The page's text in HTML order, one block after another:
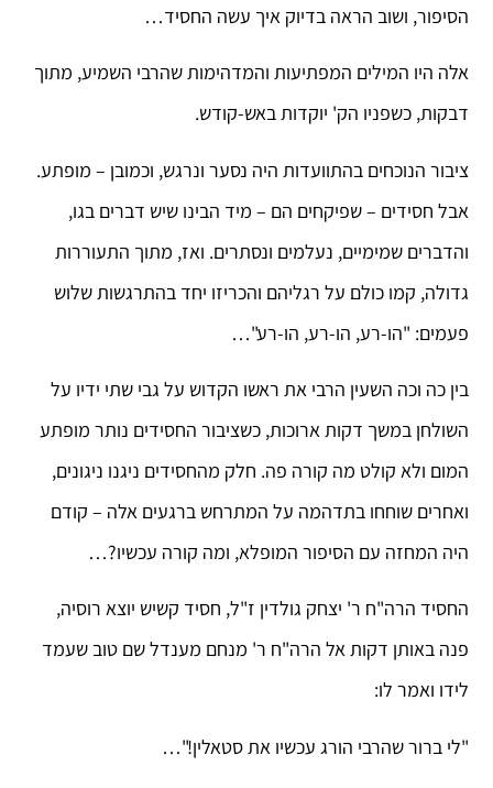
הסיפור, ושוב הראה בדיוק איך עשה החסיד…
אלה היו המילים המפתיעות והמדהימות שהרבי השמיע, מתוך
דבקות, כשפניו הק' יוקדות באש-קודש.
ציבור הנוכחים בהתוועדות היה נסער ונרגש, וכמובן – מופתע.
אבל חסידים – שפיקחים הם – מיד הבינו שיש דברים בגו,
והדברים שמימיים, נעלמים ונסתרים. ואז, מתוך התעוררות
גדולה, קמו כולם על רגליהם והכריזו יחד בהתרגשות שלוש
פעמים: "הו-רע, הו-רע, הו-רע"…
בין כה וכה השעין הרבי את ראשו הקדוש על גבי שתי ידיו על
השולחן במשך דקות ארוכות, כשציבור החסידים נותר מופתע
המום ולא קולט מה קורה פה. חלק מהחסידים ניגנו ניגונים,
ואחרים שוחחו בתדהמה על המתרחש ברגעים אלה – קודם
היה המחזה עם הסיפור המופלא, ומה קורה עכשיו?…
החסיד הרה"ח ר' יצחק גולדין ז"ל, חסיד קשיש יוצא רוסיה,
פנה באותן דקות אל הרה"ח ר' מנחם מענדל שם טוב שעמד
לידו ואמר לו:
"לי ברור שהרבי הורג עכשיו את סטאלין!"…